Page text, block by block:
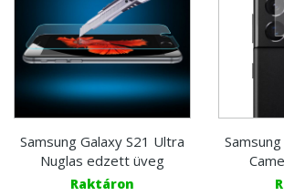
Samsung Galaxy S21 Ultra
Nuglas edzett üveg
Raktáron